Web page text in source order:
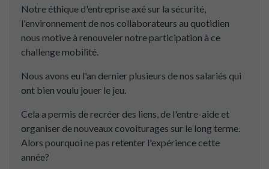
Notre éthique d'entreprise axé sur la sécurité,
l'environnement de nos collaborateurs au quotidien
nous motive à renouveler notre participation à ce
challenge mobilité.
Nous avons eu l'an dernier plusieurs de nos salariés qui
ont bien voulu jouer le jeu.
Cela a permis de recréer des liens, de l'entre-aide et
organiser de nouveaux covoiturages sur le long terme.
Alors pourquoi ne pas retenter l'expérience cette
année?